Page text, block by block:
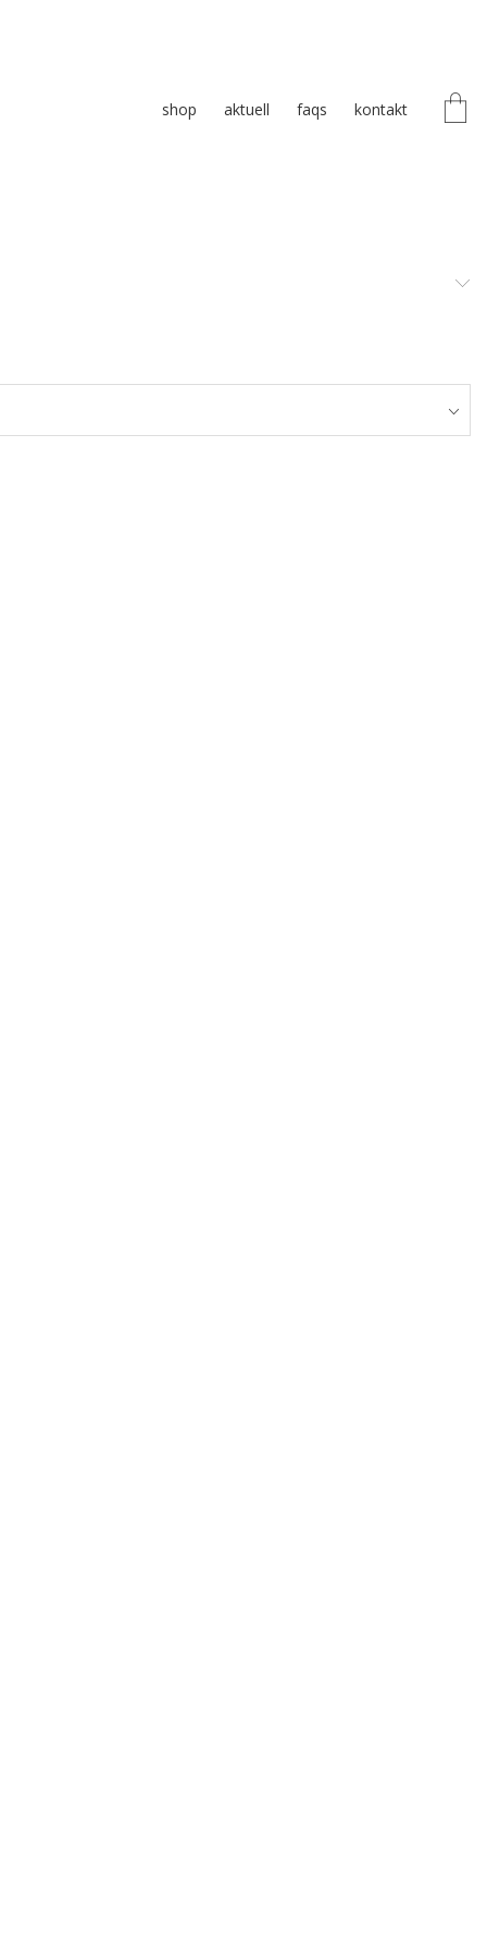
shop aktuell faqs kontakt